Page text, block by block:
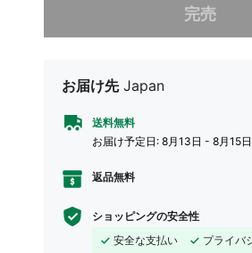
完売
お届け先 Japan
送料無料
お届け予定日: 8月13日 - 8月15日
返品無料
ショッピングの安全性
安全な支払い
プライバ